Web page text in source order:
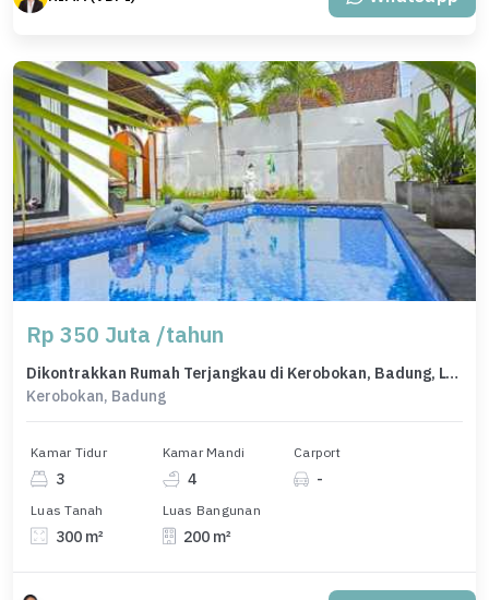
Rp 350 Juta /tahun
Dikontrakkan Rumah Terjangkau di Kerobokan, Badung, LT 300m²
Kerobokan, Badung
Kamar Tidur
3
Kamar Mandi
4
Carport
-
Luas Tanah
300 m²
Luas Bangunan
200 m²